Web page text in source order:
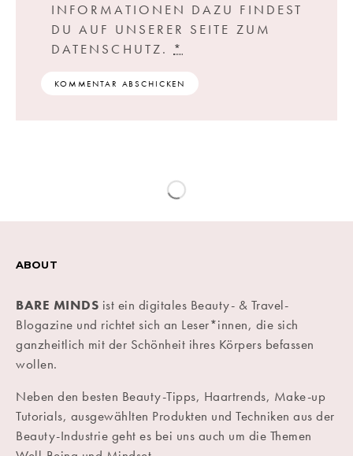
INFORMATIONEN DAZU FINDEST
DU AUF UNSERER SEITE ZUM
DATENSCHUTZ. *
ABOUT
BARE MINDS ist ein digitales Beauty- & Travel-
Blogazine und richtet sich an Leser*innen, die sich
ganzheitlich mit der Schönheit ihres Körpers befassen
wollen.
Neben den besten Beauty-Tipps, Haartrends, Make-up
Tutorials, ausgewählten Produkten und Techniken aus der
Beauty-Industrie geht es bei uns auch um die Themen